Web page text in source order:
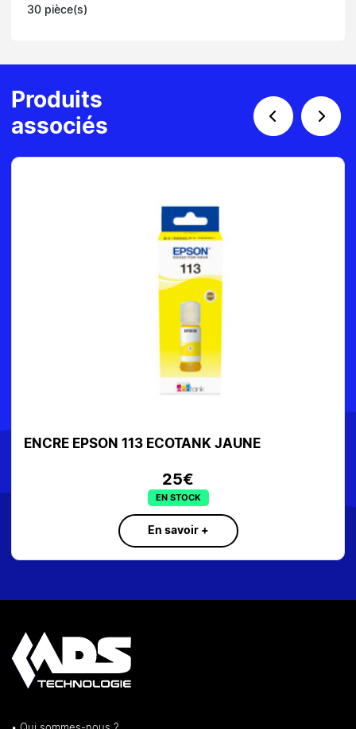
30 pièce(s)
Produits
associés
JAUNE ENCRE HP 953 CYAN